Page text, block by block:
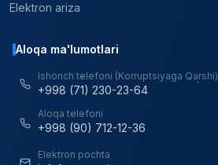
Elektron ariza
Aloqa ma'lumotlari
Ishonch telefoni (Korruptsiyaga Qarshi)
+998 (71) 230-23-64
Aloqa telefoni
+998 (90) 712-12-36
Elektron pochta